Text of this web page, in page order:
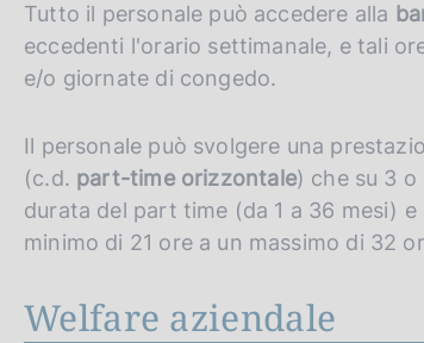
Tutto il personale può accedere alla
eccedenti l'orario settimanale, e tali
e/o giornate di congedo.
Il personale può svolgere una
(c.d. part-time orizzontale) che su 3
durata del part time (da 1 a 36 mesi)
minimo di 21 ore a un massimo di 32
Welfare aziendale